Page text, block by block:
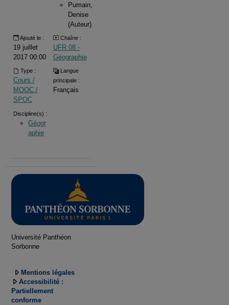
Pumain,
Denise
(Auteur)
Ajouté le :
19 juillet
2017 00:00
Chaîne :
UFR 08 -
Géographie
Type :
Cours /
MOOC /
SPOC
Langue
principale :
Français
Discipline(s) :
Géogr
aphie
Université Panthéon
Sorbonne
Mentions légales
Accessibilité :
Partiellement
conforme